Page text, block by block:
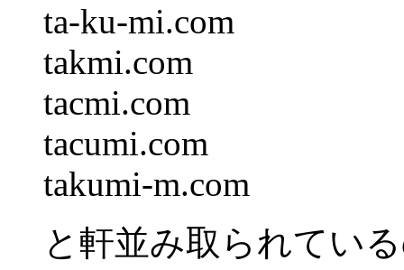
ta-ku-mi.com
takmi.com
tacmi.com
tacumi.com
takumi-m.com
と軒並み取られてい